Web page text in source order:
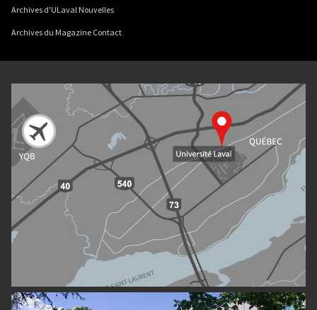
Archives d'ULaval Nouvelles
Archives du Magazine Contact